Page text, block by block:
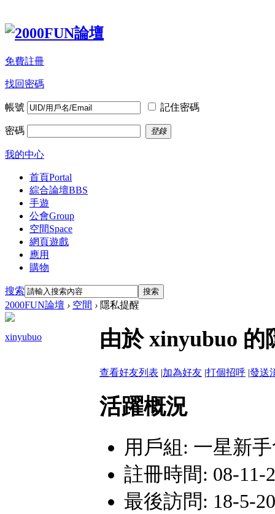
免費註冊
找回密碼
帳號 記住密碼
密碼 登錄
我的中心
首頁Portal
綜合論壇BBS
手遊
公會Group
空間Space
網頁遊戲
應用
購物
搜索 搜索
2000FUN論壇 › 空間 › 隱私提醒
xinyubuo 由於 xinyubuo
查看好友列表 |加為好友 |打個招呼 |發送
活躍概況
用戶組: 一星新
註冊時間: 08-11-
最後訪問: 18-5-